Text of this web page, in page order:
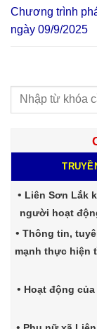
Chương trình
ngày 09/9/2025
Liên Sơn Lắk
người hoạt
Thông tin,
mạnh thực hiện
Hoạt động